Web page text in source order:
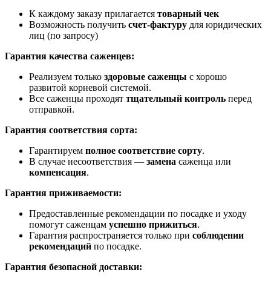
К каждому заказу прилагается товарный чек
Возможность получить счет-фактуру для юридических
лиц (по запросу)
Гарантия качества саженцев:
Реализуем только здоровые саженцы с хорошо
развитой корневой системой.
Все саженцы проходят тщательный контроль перед
отправкой.
Гарантия соответствия сорта:
Гарантируем полное соответствие сорту.
В случае несоответствия — замена саженца или
компенсация.
Гарантия приживаемости:
Предоставленные рекомендации по посадке и уходу
помогут саженцам успешно прижиться.
Гарантия распространяется только при соблюдении
рекомендаций по посадке.
Гарантия безопасной доставки: